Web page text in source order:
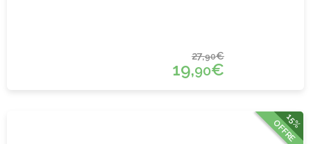
27,90€
19,90€
15%
OFFRE